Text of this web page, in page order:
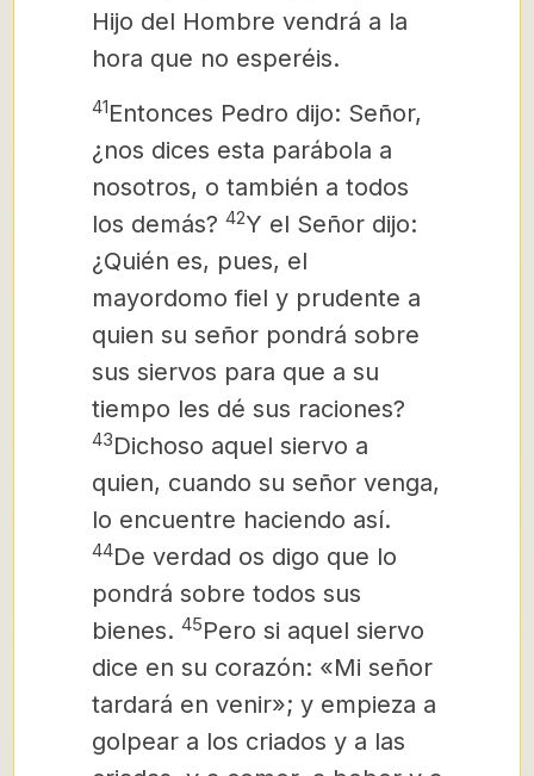
Hijo del Hombre vendrá a la
hora que no esperéis.
41Entonces Pedro dijo: Señor,
¿nos dices esta parábola a
nosotros, o también a todos
los demás? 42Y el Señor dijo:
¿Quién es, pues, el
mayordomo fiel y prudente a
quien su señor pondrá sobre
sus siervos para que a su
tiempo les dé sus raciones?
43Dichoso aquel siervo a
quien, cuando su señor venga,
lo encuentre haciendo así.
44De verdad os digo que lo
pondrá sobre todos sus
bienes. 45Pero si aquel siervo
dice en su corazón: «Mi señor
tardará en venir»; y empieza a
golpear a los criados y a las